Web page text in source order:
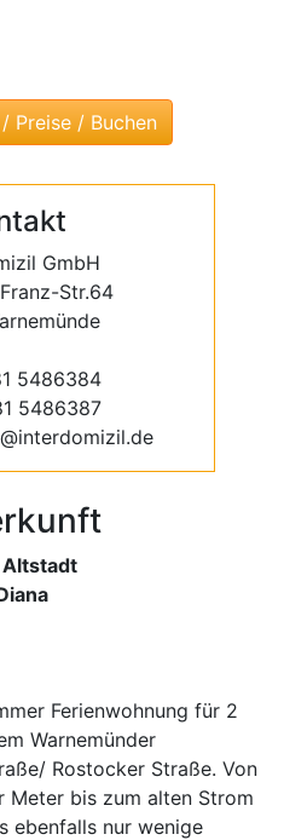
GmbH
Str.64
5486384
5486387
Ferienwohnung für 2
Warnemünder
Rostocker Straße. Von
Meter bis zum alten Strom
ebenfalls nur wenige